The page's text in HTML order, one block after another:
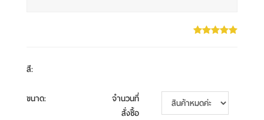
สี:
ขนาด:
จำนวนที่
สั่งซื้อ